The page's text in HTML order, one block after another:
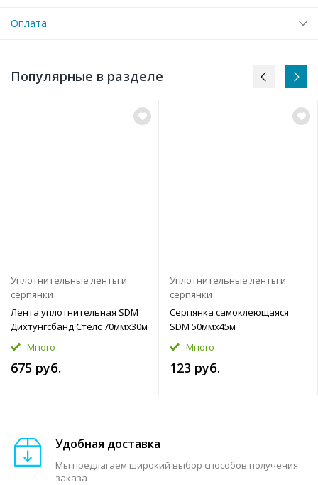
Оплата
Популярные в разделе
Уплотнительные ленты и
серпянки
Лента уплотнительная SDM
Дихтунгсбанд Стелс 70ммx30м
Много
675 руб.
Уплотнительные ленты и
серпянки
Серпянка самоклеющаяся
SDM 50ммx45м
Много
123 руб.
Удобная доставка
Мы предлагаем широкий выбор способов получения
заказа